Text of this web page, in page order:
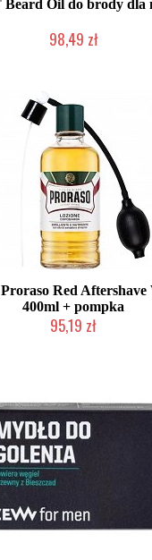
Oil do brody dla
98,49 zł
Red Aftershave
400ml + pompka
95,19 zł